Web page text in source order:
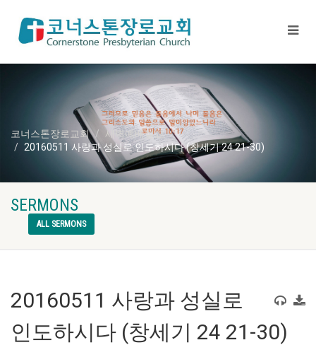
코너스톤장로교회
새벽예배설교
20160511 사랑과 성실로 인도하시다 (창세기 24 21-30)
SERMONS
ALL SERMONS
20160511 사랑과 성실로
인도하시다 (창세기 24 21-30)